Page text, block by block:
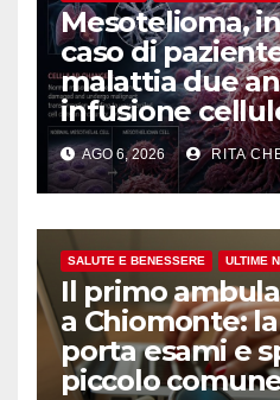
Mesotelioma,
caso di
malattia due
infusione
AGO 6, 2026 RITA
SALUTE E BENESSERE ULTIME
Il primo
a Chiomonte:
porta esami e
piccolo